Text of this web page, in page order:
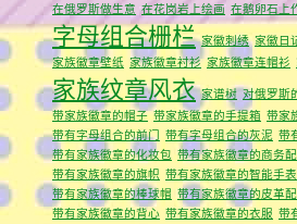
在俄罗斯做生意 在花岗岩上绘画 在鹅卵石上
字母组合栅栏 家徽刺绣 家徽日
家族徽章壁纸 家族徽章衬衫 家族徽章连帽衫
家族纹章风衣 家谱树 对俄罗斯
带家族徽章的帽子 带家族徽章的手提箱 带家
带有字母组合的前门
带有字母组合的灰泥 带
带有家族徽章的化妆包 带有家族徽章的商务
带有家族徽章的旗帜 带有家族徽章的智能手表
带有家族徽章的棒球帽 带有家族徽章的皮革
带有家族徽章的背心 带有家族徽章的衣服 带